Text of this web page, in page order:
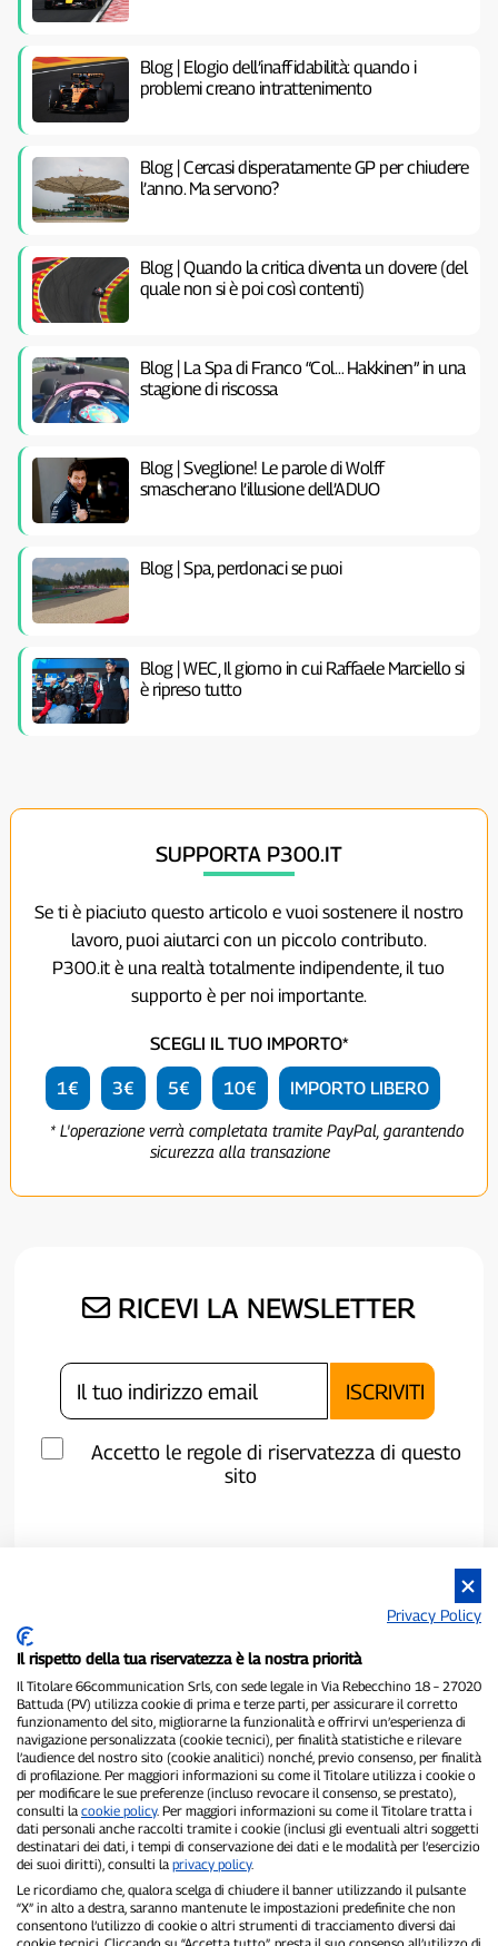
Blog | Elogio dell’inaffidabilità: quando i
problemi creano intrattenimento
Blog | Cercasi disperatamente GP per chiudere
l’anno. Ma servono?
Blog | Quando la critica diventa un dovere (del
quale non si è poi così contenti)
Blog | La Spa di Franco “Col… Hakkinen” in una
stagione di riscossa
Blog | Sveglione! Le parole di Wolff
smascherano l’illusione dell’ADUO
Blog | Spa, perdonaci se puoi
Blog | WEC, Il giorno in cui Raffaele Marciello si
è ripreso tutto
SUPPORTA P300.IT
Se ti è piaciuto questo articolo e vuoi sostenere il nostro
lavoro, puoi aiutarci con un piccolo contributo.
P300.it è una realtà totalmente indipendente, il tuo
supporto è per noi importante.
SCEGLI IL TUO IMPORTO*
1€ 3€ 5€ 10€ IMPORTO LIBERO
* L'operazione verrà completata tramite PayPal, garantendo
sicurezza alla transazione
RICEVI LA NEWSLETTER
Accetto le regole di riservatezza di questo
sito
P300.it è una Testata Giornalistica indipendente
Registrazione numero 1/2021 del 1/2/2021 - Tribunale di Pavia
Proprietario ed editore:66communication Srls- P.IVA
02798890188
Direttore Responsabile:Alessandro Secchi- Vicedirettore:Federico
Benedusi
"Se è successo davvero, lo trovi su P300.it"
Privacy Policy
Il rispetto della tua riservatezza è la nostra priorità
Il Titolare 66communication Srls, con sede legale in Via Rebecchino 18 – 27020
Battuda (PV) utilizza cookie di prima e terze parti, per assicurare il corretto
funzionamento del sito, migliorarne la funzionalità e offrirvi un’esperienza di
navigazione personalizzata (cookie tecnici), per finalità statistiche e rilevare
l’audience del nostro sito (cookie analitici) nonché, previo consenso, per finalità
di profilazione. Per maggiori informazioni su come il Titolare utilizza i cookie o
per modificare le sue preferenze (incluso revocare il consenso, se prestato),
consulti la cookie policy. Per maggiori informazioni su come il Titolare tratta i
dati personali anche raccolti tramite i cookie (inclusi gli eventuali altri soggetti
destinatari dei dati, i tempi di conservazione dei dati e le modalità per l’esercizio
dei suoi diritti), consulti la privacy policy.
Le ricordiamo che, qualora scelga di chiudere il banner utilizzando il pulsante
“X” in alto a destra, saranno mantenute le impostazioni predefinite che non
consentono l’utilizzo di cookie o altri strumenti di tracciamento diversi dai